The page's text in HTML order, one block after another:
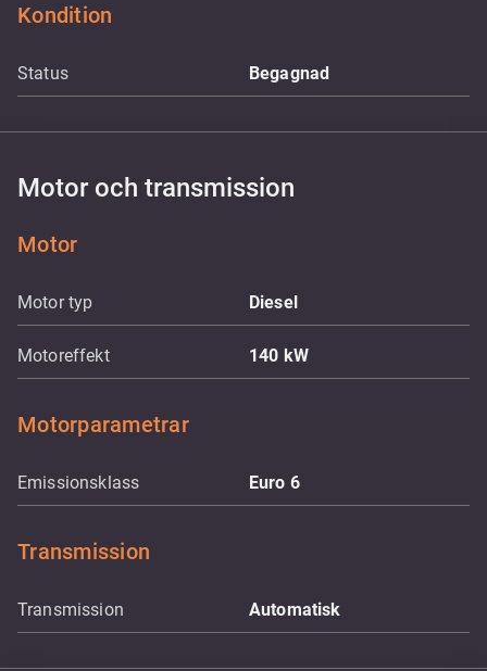
Kondition
Status Begagnad
Motor och transmission
Motor
Motor typ Diesel
Motoreffekt 140 kW
Motorparametrar
Emissionsklass Euro 6
Transmission
Transmission Automatisk